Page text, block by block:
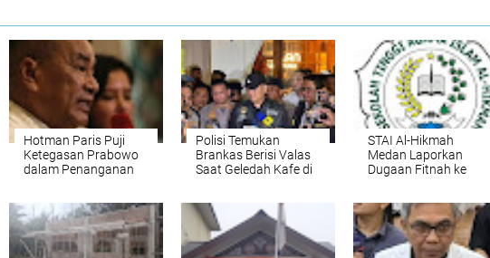
Hotman Paris Puji
Ketegasan Prabowo
dalam Penanganan
Polisi Temukan
Brankas Berisi Valas
Saat Geledah Kafe di
STAI Al-Hikmah
Medan Laporkan
Dugaan Fitnah ke
Penanganan Keliru
Polsek Medan Area ke
Propam Polda Sumut